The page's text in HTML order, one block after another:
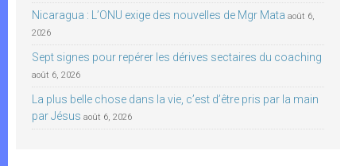
Nicaragua : L’ONU exige des nouvelles de Mgr Mata août 6,
2026
Sept signes pour repérer les dérives sectaires du coaching
août 6, 2026
La plus belle chose dans la vie, c’est d’être pris par la main
par Jésus août 6, 2026